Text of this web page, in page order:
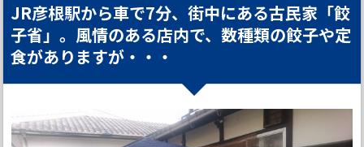
JR彦根駅から車で7分、街中にある古民家「餃
子省」。風情のある店内で、数種類の餃子や定
食がありますが・・・